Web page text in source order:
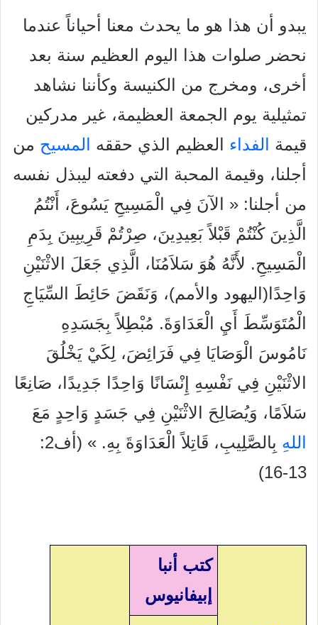
يبدو أن هذا هو ما يحدث معنا أحياناً عندما
نحضر صلوات هذا
اليوم العظيم سنة بعد
أخرى، ومخرج من الكنيسة وكأننا نشاهد
تمثيلية يوم الجمعة العظيمة، غير مدركين
قيمة
الفداء العظيم الذي حققه المسيح من
أجلنا، وقيمة المحبة التي دفعته ليبذل نفسه
من أجلنا: « الآنَ فِي الْمَسِيحِ يَسُوعَ، أَنْتُمُ
الَّذِينَ كُنْتُمْ قَبْلاً بَعِيدِينَ، صِرْتُمْ قَرِيبِينَ بِدَمِ
الْمَسِيحِ. لأَنَّهُ هُوَ سَلاَمُنَا، الَّذِي جَعَلَ الاثْنَيْنِ
وَاحِدًا(اليهود والأمم)، وَنَقَضَ حَائِطَ السِّيَاجِ
الْمُتَوَسِّطَ أَيِ الْعَدَاوَةَ. مُبْطِلاً بِجَسَدِهِ
نَامُوسَ الْوَصَايَا فِي فَرَائِضَ، لِكَيْ يَخْلُقَ
الاثْنَيْنِ فِي نَفْسِهِ إِنْسَانًا وَاحِدًا جَدِيدًا، صَانِعًا
سَلاَمًا، وَيُصَالِحَ الاثْنَيْنِ فِي جَسَدٍ وَاحِدٍ مَعَ
الله ِ بِالصَّلِيبِ، قَاتِلاً الْعَدَاوَةَ بِهِ.
» (أف2:
13-16)
كتب أنبا
إبيفانيوس